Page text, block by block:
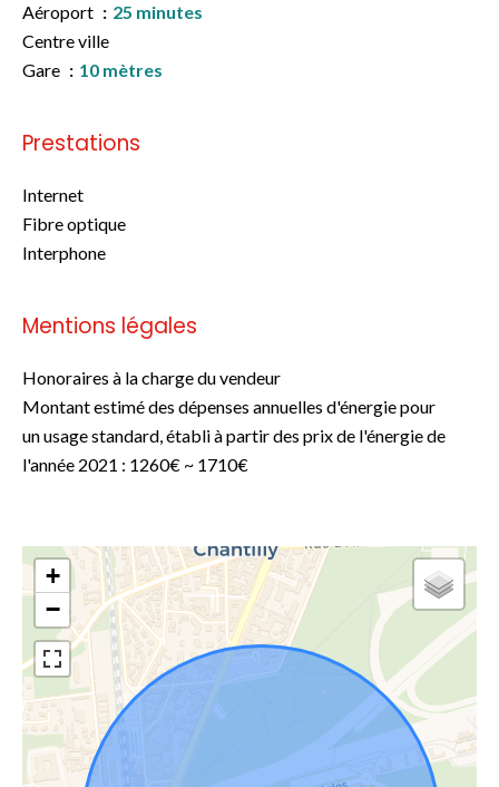
Aéroport
25 minutes
Centre ville
Gare
10 mètres
Prestations
Internet
Fibre optique
Interphone
Mentions légales
Honoraires à la charge du vendeur
Montant estimé des dépenses annuelles d'énergie pour
un usage standard, établi à partir des prix de l'énergie de
l'année 2021 : 1260€ ~ 1710€
+
−